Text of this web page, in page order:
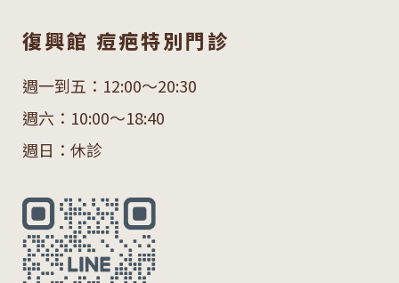
復興館 痘疤特別門診
週一到五：12:00～20:30
週六：10:00～18:40
週日：休診